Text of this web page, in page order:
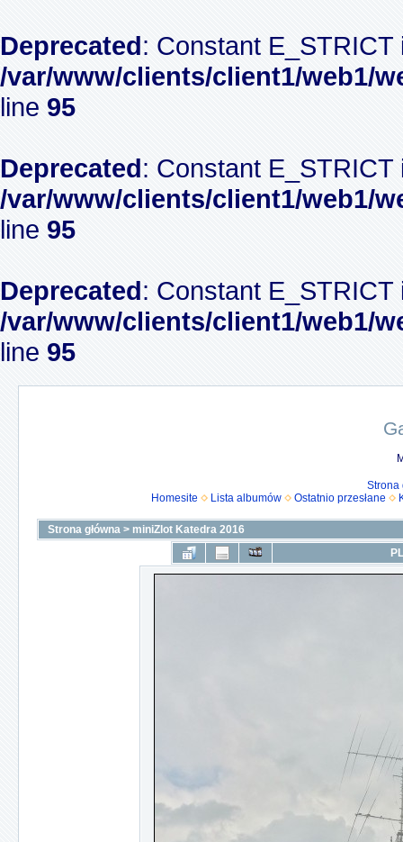
Deprecated: Constant
/var/www/clients/client1/web1/
line 95
Deprecated: Constant
/var/www/clients/client1/web1/
line 95
Deprecated: Constant
/var/www/clients/client1/web1/
line 95
Strona
Homesite
Lista albumów Ostatnio przesłane
Strona główna > miniZlot Katedra 2016